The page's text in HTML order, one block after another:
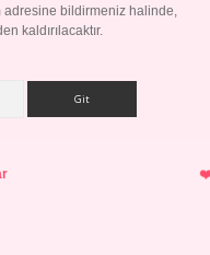
adresine bildirmeniz halinde,
kaldırılacaktır.